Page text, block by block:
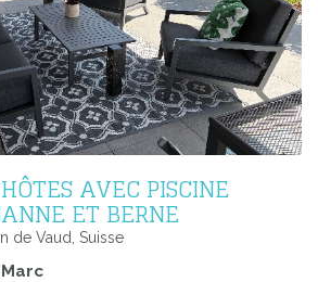
AVEC PISCINE
ET BERNE
de Vaud, Suisse